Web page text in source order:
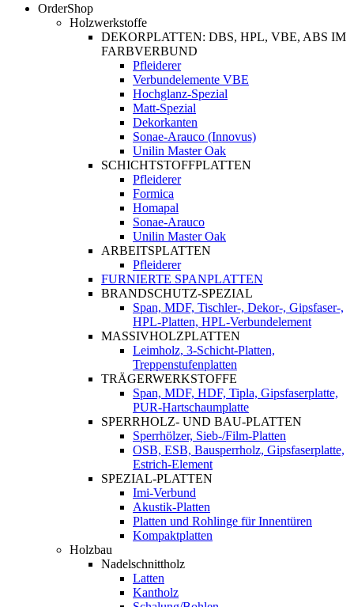
OrderShop
Holzwerkstoffe
DEKORPLATTEN: DBS, HPL, VBE, ABS IM
FARBVERBUND
Pfleiderer
Verbundelemente VBE
Hochglanz-Spezial
Matt-Spezial
Dekorkanten
Sonae-Arauco (Innovus)
Unilin Master Oak
SCHICHTSTOFFPLATTEN
Pfleiderer
Formica
Homapal
Sonae-Arauco
Unilin Master Oak
ARBEITSPLATTEN
Pfleiderer
FURNIERTE SPANPLATTEN
BRANDSCHUTZ-SPEZIAL
Span, MDF, Tischler-, Dekor-, Gipsfaser-,
HPL-Platten, HPL-Verbundelement
MASSIVHOLZPLATTEN
Leimholz, 3-Schicht-Platten,
Treppenstufenplatten
TRÄGERWERKSTOFFE
Span, MDF, HDF, Tipla, Gipsfaserplatte,
PUR-Hartschaumplatte
SPERRHOLZ- UND BAU-PLATTEN
Sperrhölzer, Sieb-/Film-Platten
OSB, ESB, Bausperrholz, Gipsfaserplatte,
Estrich-Element
SPEZIAL-PLATTEN
Imi-Verbund
Akustik-Platten
Platten und Rohlinge für Innentüren
Kompaktplatten
Holzbau
Nadelschnittholz
Latten
Kantholz